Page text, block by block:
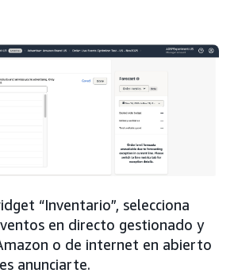
“Inventario”, selecciona
en directo gestionado y
o de internet en abierto
anunciarte.